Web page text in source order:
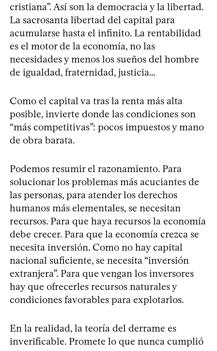
cristiana”. Así son la democracia y la libertad.
La sacrosanta libertad del capital para
acumularse hasta el infinito. La rentabilidad
es el motor de la economía, no las
necesidades y menos los sueños del hombre
de igualdad, fraternidad, justicia…
Como el capital va tras la renta más alta
posible, invierte donde las condiciones son
“más competitivas”: pocos impuestos y mano
de obra barata.
Podemos resumir el razonamiento. Para
solucionar los problemas más acuciantes de
las personas, para atender los derechos
humanos más elementales, se necesitan
recursos. Para que haya recursos la economía
debe crecer. Para que la economía crezca se
necesita inversión. Como no hay capital
nacional suficiente, se necesita “inversión
extranjera”. Para que vengan los inversores
hay que ofrecerles recursos naturales y
condiciones favorables para explotarlos.
En la realidad, la teoría del derrame es
inverificable. Promete lo que nunca cumplió